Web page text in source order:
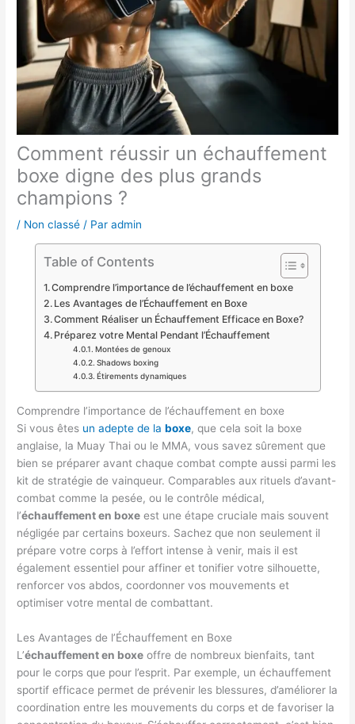
Comment réussir un échauffement
boxe digne des plus grands
champions ?
/ Non classé / Paradmin
Table of Contents
Comprendre l’importance de l’échauffement en boxe
Les Avantages de l’Échauffement en Boxe
Comment Réaliser un Échauffement Efficace en Boxe?
Préparez votre Mental Pendant l’Échauffement
Montées de genoux
Shadows boxing
Étirements dynamiques
Comprendre l’importance de l’échauffement en boxe
Si vous êtes un adepte de laboxe, que cela soit la boxe
anglaise, la Muay Thai ou le MMA, vous savez sûrement que
bien se préparer avant chaque combat compte aussi parmi les
kit de stratégie de vainqueur. Comparables aux rituels d’avant-
combat comme la pesée, ou le contrôle médical,
l’échauffement en boxe est une étape cruciale mais souvent
négligée par certains boxeurs. Sachez que non seulement il
prépare votre corps à l’effort intense à venir, mais il est
également essentiel pour affiner et tonifier votre silhouette,
renforcer vos abdos, coordonner vos mouvements et
optimiser votre mental de combattant.
Les Avantages de l’Échauffement en Boxe
L’échauffement en boxe offre de nombreux bienfaits, tant
pour le corps que pour l’esprit. Par exemple, un échauffement
sportif efficace permet de prévenir les blessures, d’améliorer la
coordination entre les mouvements du corps et de favoriser la